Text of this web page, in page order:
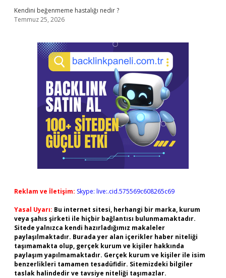
Kendini beğenmeme hastalığı nedir ?
Temmuz 25, 2026
Reklam ve İletişim: Skype: live:.cid.575569c608265c69
Yasal Uyarı: Bu internet sitesi, herhangi bir marka, kurum
veya şahıs şirketi ile hiçbir bağlantısı bulunmamaktadır.
Sitede yalnızca kendi hazırladığımız makaleler
paylaşılmaktadır. Burada yer alan içerikler haber niteliği
taşımamakta olup, gerçek kurum ve kişiler hakkında
paylaşım yapılmamaktadır. Gerçek kurum ve kişiler ile isim
benzerlikleri tamamen tesadüfidir. Sitemizdeki bilgiler
taslak halindedir ve tavsiye niteliği taşımazlar.